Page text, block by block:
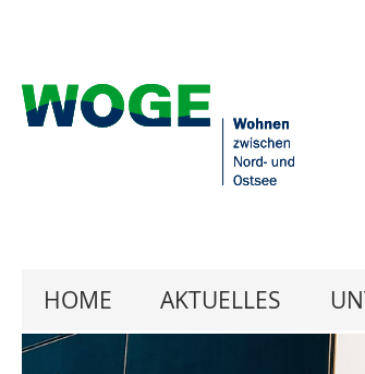
HOME AKTUELLES